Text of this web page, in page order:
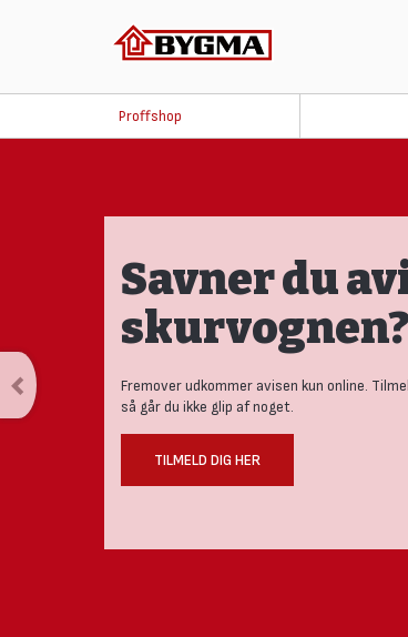
Proffshop
Savner du
skurvognen?
Fremover udkommer avisen kun online.
så går du ikke glip af noget.
TILMELD DIG HER